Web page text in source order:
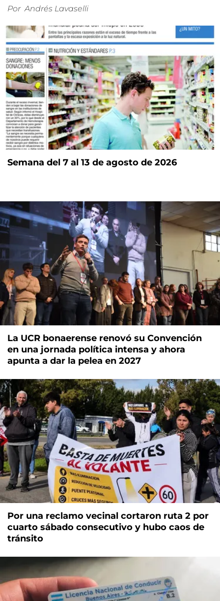
Por Andrés Lavaselli
Semana del 7 al 13 de agosto de 2026
La UCR bonaerense renovó su Convención
en una jornada política intensa y ahora
apunta a dar la pelea en 2027
Por una reclamo vecinal cortaron ruta 2 por
cuarto sábado consecutivo y hubo caos de
tránsito